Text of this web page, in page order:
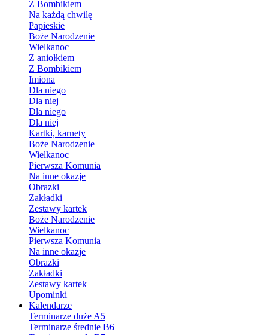
Z Bombikiem
Na każdą chwilę
Papieskie
Boże Narodzenie
Wielkanoc
Z aniołkiem
Z Bombikiem
Imiona
Dla niego
Dla niej
Dla niego
Dla niej
Kartki, karnety
Boże Narodzenie
Wielkanoc
Pierwsza Komunia
Na inne okazje
Obrazki
Zakładki
Zestawy kartek
Boże Narodzenie
Wielkanoc
Pierwsza Komunia
Na inne okazje
Obrazki
Zakładki
Zestawy kartek
Upominki
Kalendarze
Terminarze duże A5
Terminarze średnie B6